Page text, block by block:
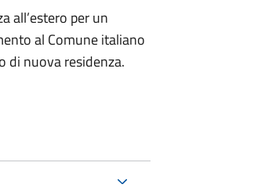
all’estero per un
al Comune italiano
di nuova residenza.